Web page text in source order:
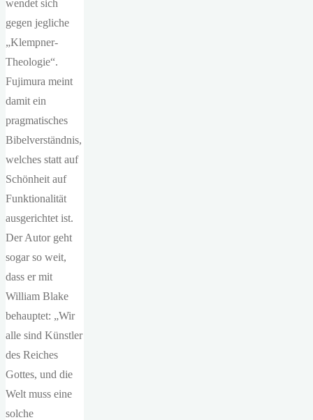
wendet sich
gegen jegliche
„Klempner-
Theologie“.
Fujimura meint
damit ein
pragmatisches
Bibelverständnis,
welches statt auf
Schönheit auf
Funktionalität
ausgerichtet ist.
Der Autor geht
sogar so weit,
dass er mit
William Blake
behauptet: „Wir
alle sind Künstler
des Reiches
Gottes, und die
Welt muss eine
solche